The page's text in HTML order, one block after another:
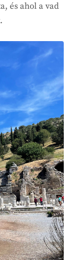
és ahol a vad